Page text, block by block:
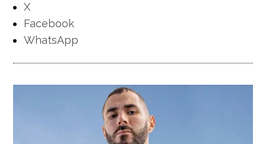
X
Facebook
WhatsApp